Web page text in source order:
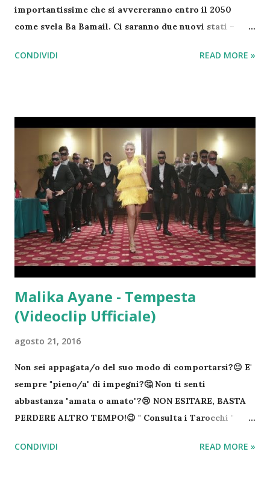
importantissime che si avvereranno entro il 2050
come svela Ba Bamail. Ci saranno due nuovi stati –
dalla Papua Nuova Guinea e lo stesso accadrà alla
dovrebbe essere inaugurata nel 2020 e verrà abitata
anche dagli astronauti. Sbarcheremo su Marte – Il
miliardario Elon Musk ha una grande ambizione:
arrivare su Marte. Secondo i suoi calcoli ci riuscirà nel
2024, grazie alla missione Space X Ci saranno 8 bilioni
di persone – Secondo le stime degli Stati Uniti nel
2025 supereremo la soglia di 8 bilioni di persone sulla
Terra. Una cifra davvero impressionante Venezia sarà
inabitabile – In base ai calcoli degli...
CONDIVIDI READ MORE »
Malika Ayane - Tempesta
(Videoclip Ufficiale)
agosto 21, 2016
Non sei appagata/o del suo modo di comportarsi?😐 E'
sempre "pieno/a" di impegni?🤔 Non ti senti
abbastanza "amata o amato"?😢 NON ESITARE, BASTA
PERDERE ALTRO TEMPO!😉 " Consulta i Tarocchi "
1,99€ IVA COMPRESA!😉 "Aggiungi in rubrica e cerca
CONDIVIDI READ MORE »